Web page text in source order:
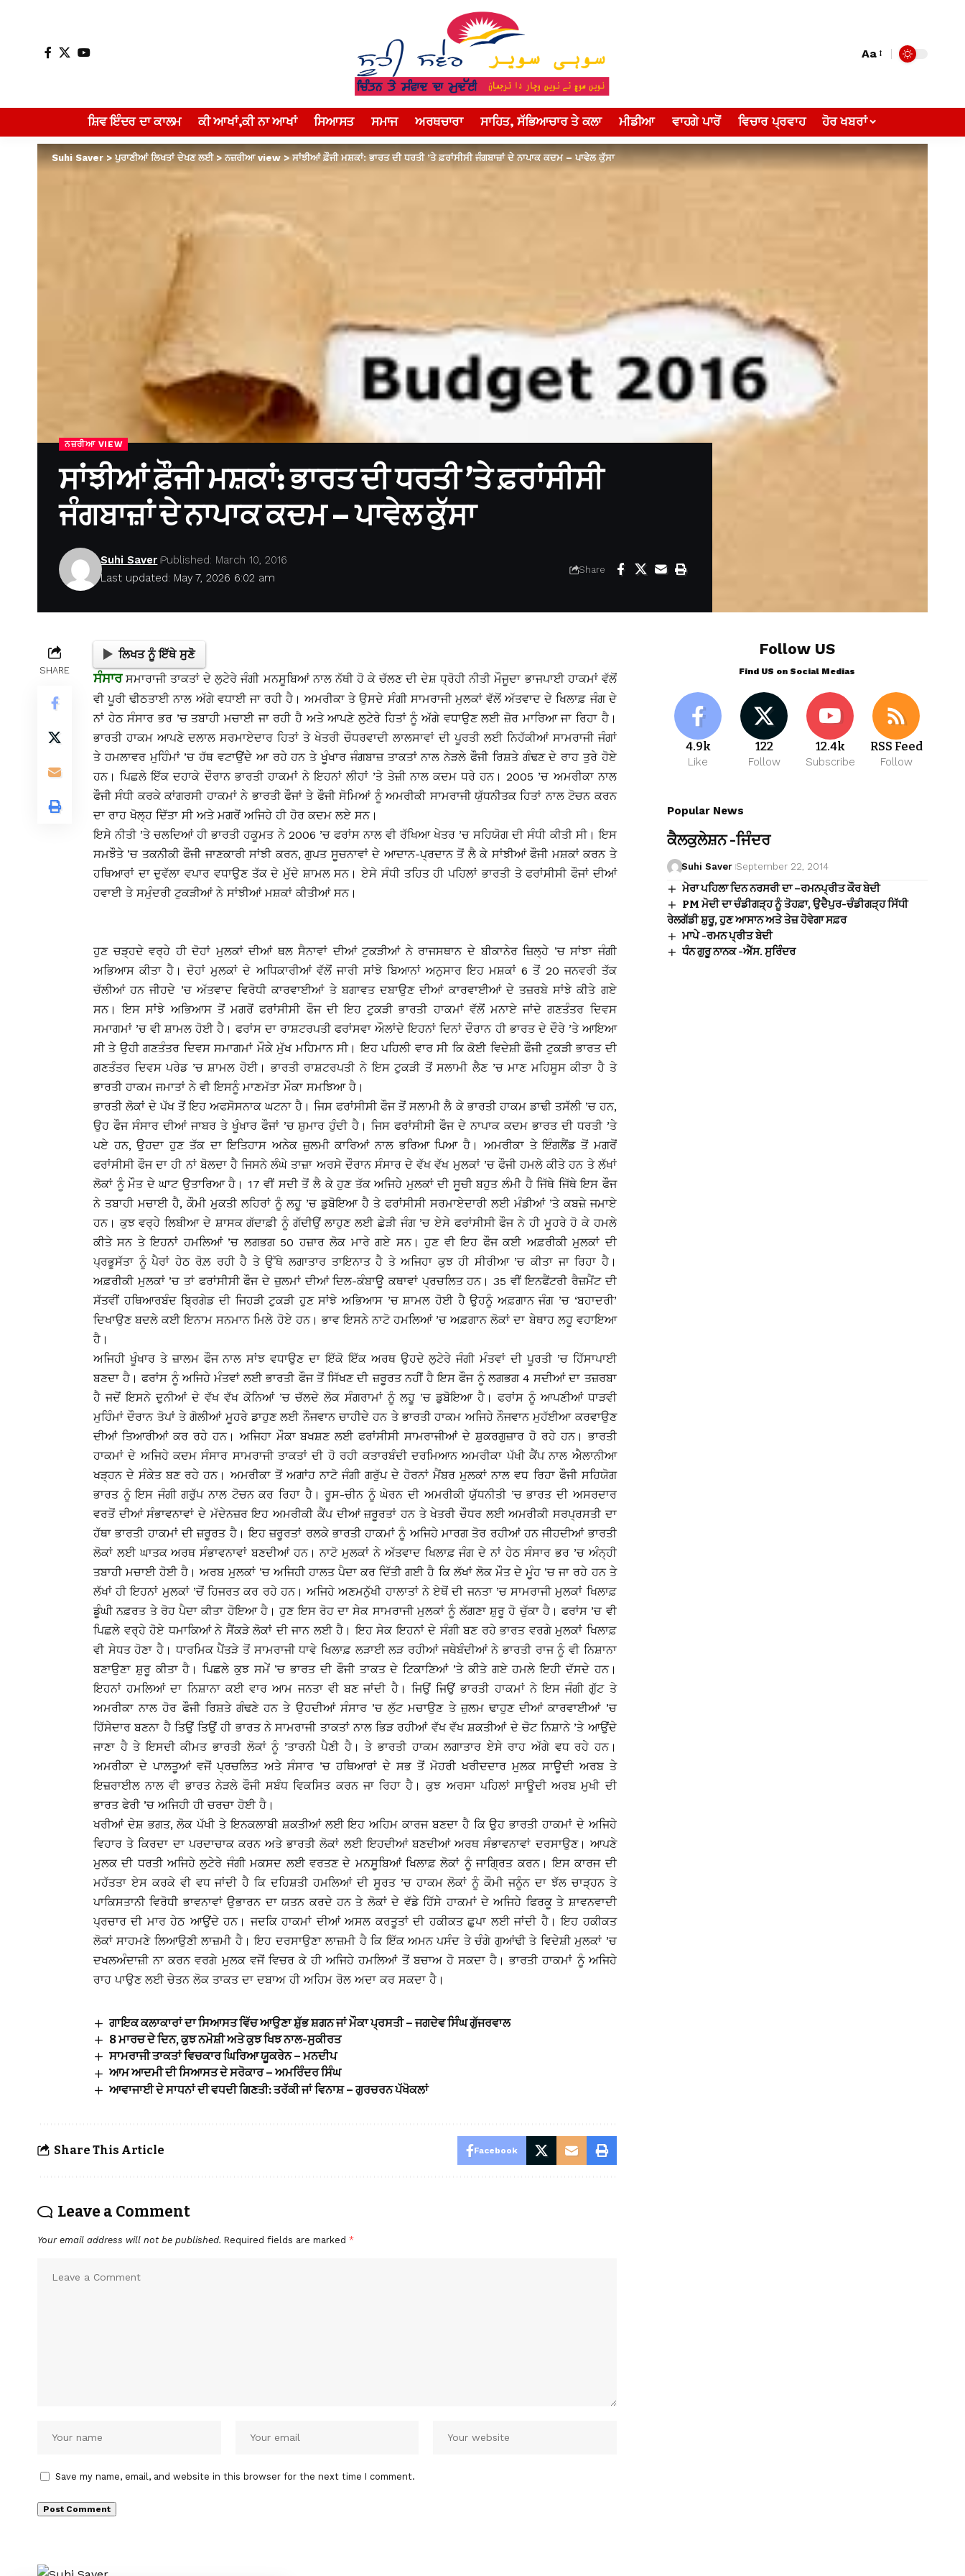
Aa
ਸ਼ਿਵ ਇੰਦਰ ਦਾ ਕਾਲਮ ਕੀ ਆਖਾਂ,ਕੀ ਨਾ ਆਖਾਂ ਸਿਆਸਤ ਸਮਾਜ ਅਰਥਚਾਰਾ ਸਾਹਿਤ, ਸੱਭਿਆਚਾਰ ਤੇ ਕਲਾ ਮੀਡੀਆ ਵਾਹਗੇ ਪਾਰੋਂ ਵਿਚਾਰ ਪ੍ਰਵਾਹ ਹੋਰ ਖਬਰਾਂ
Suhi Saver > ਪੁਰਾਣੀਆਂ ਲਿਖਤਾਂ ਦੇਖਣ ਲਈ> ਨਜ਼ਰੀਆ view >ਸਾਂਝੀਆਂ ਫ਼ੌਜੀ ਮਸ਼ਕਾਂ: ਭਾਰਤ ਦੀ ਧਰਤੀ ’ਤੇ ਫ਼ਰਾਂਸੀਸੀ ਜੰਗਬਾਜ਼ਾਂ ਦੇ ਨਾਪਾਕ ਕਦਮ – ਪਾਵੇਲ ਕੁੱਸਾ
ਨਜ਼ਰੀਆ VIEW
ਸਾਂਝੀਆਂ ਫ਼ੌਜੀ ਮਸ਼ਕਾਂ: ਭਾਰਤ ਦੀ ਧਰਤੀ ’ਤੇ ਫ਼ਰਾਂਸੀਸੀ
ਜੰਗਬਾਜ਼ਾਂ ਦੇ ਨਾਪਾਕ ਕਦਮ – ਪਾਵੇਲ ਕੁੱਸਾ
Last updated: May 7, 2026 6:02 am
Suhi Saver Published: March 10, 2016
Share
SHARE
ਲਿਖਤ ਨੂੰ ਇੱਥੇ ਸੁਣੋ
ਸੰਸਾਰਸਮਾਰਾਜੀ ਤਾਕਤਾਂ ਦੇ ਲੁਟੇਰੇ ਜੰਗੀ ਮਨਸੂਬਿਆਂ ਨਾਲ ਨੱਥੀ ਹੋ ਕੇ ਚੱਲਣ ਦੀ ਦੇਸ਼ ਧ੍ਰੋਹੀ ਨੀਤੀ ਮੌਜੂਦਾ ਭਾਜਪਾਈ ਹਾਕਮਾਂ ਵੱਲੋਂ
ਵੀ ਪੂਰੀ ਢੀਠਤਾਈ ਨਾਲ ਅੱਗੇ ਵਧਾਈ ਜਾ ਰਹੀ ਹੈ। ਅਮਰੀਕਾ ਤੇ ਉਸਦੇ ਸੰਗੀ ਸਾਮਰਾਜੀ ਮੁਲਕਾਂ ਵੱਲੋਂ ਅੱਤਵਾਦ ਦੇ ਖਿਲਾਫ਼ ਜੰਗ ਦੇ
ਨਾਂ ਹੇਠ ਸੰਸਾਰ ਭਰ ’ਚ ਤਬਾਹੀ ਮਚਾਈ ਜਾ ਰਹੀ ਹੈ ਅਤੇ ਆਪਣੇ ਲੁਟੇਰੇ ਹਿਤਾਂ ਨੂੰ ਅੱਗੇ ਵਧਾਉਣ ਲਈ ਜ਼ੋਰ ਮਾਰਿਆ ਜਾ ਰਿਹਾ ਹੈ।
ਭਾਰਤੀ ਹਾਕਮ ਆਪਣੇ ਦਲਾਲ ਸਰਮਾਏਦਾਰ ਹਿਤਾਂ ਤੇ ਖੇਤਰੀ ਚੌਧਰਵਾਦੀ ਲਾਲਸਾਵਾਂ ਦੀ ਪੂਰਤੀ ਲਈ ਨਿਹੱਕੀਆਂ ਸਾਮਰਾਜੀ ਜੰਗਾਂ
ਤੇ ਹਮਲਾਵਰ ਮੁਹਿੰਮਾਂ ’ਚ ਹੱਥ ਵਟਾਉਂਦੇ ਆ ਰਹੇ ਹਨ ਤੇ ਖੂੰਖਾਰ ਜੰਗਬਾਜ਼ ਤਾਕਤਾਂ ਨਾਲ ਨੇੜਲੇ ਫੌਜੀ ਰਿਸ਼ਤੇ ਗੰਢਣ ਦੇ ਰਾਹ ਤੁਰੇ ਹੋਏ
ਹਨ। ਪਿਛਲੇ ਇੱਕ ਦਹਾਕੇ ਦੌਰਾਨ ਭਾਰਤੀ ਹਾਕਮਾਂ ਨੇ ਇਹਨਾਂ ਲੀਹਾਂ ’ਤੇ ਤੇਜ਼ੀ ਨਾਲ ਕਦਮ ਧਰੇ ਹਨ। 2005 ’ਚ ਅਮਰੀਕਾ ਨਾਲ
ਫੌਜੀ ਸੰਧੀ ਕਰਕੇ ਕਾਂਗਰਸੀ ਹਾਕਮਾਂ ਨੇ ਭਾਰਤੀ ਫੌਜਾਂ ਤੇ ਫੌਜੀ ਸੋਮਿਆਂ ਨੂੰ ਅਮਰੀਕੀ ਸਾਮਰਾਜੀ ਯੁੱਧਨੀਤਕ ਹਿਤਾਂ ਨਾਲ ਟੋਚਨ ਕਰਨ
ਦਾ ਰਾਹ ਖੋਲ੍ਹ ਦਿੱਤਾ ਸੀ ਅਤੇ ਮਗਰੋਂ ਅਜਿਹੇ ਹੀ ਹੋਰ ਕਦਮ ਲਏ ਸਨ।
ਇਸੇ ਨੀਤੀ ’ਤੇ ਚਲਦਿਆਂ ਹੀ ਭਾਰਤੀ ਹਕੂਮਤ ਨੇ 2006 ’ਚ ਫਰਾਂਸ ਨਾਲ ਵੀ ਰੱਖਿਆ ਖੇਤਰ ’ਚ ਸਹਿਯੋਗ ਦੀ ਸੰਧੀ ਕੀਤੀ ਸੀ। ਇਸ
ਸਮਝੌਤੇ ’ਚ ਤਕਨੀਕੀ ਫੌਜੀ ਜਾਣਕਾਰੀ ਸਾਂਝੀ ਕਰਨ, ਗੁਪਤ ਸੂਚਨਾਵਾਂ ਦੇ ਆਦਾਨ-ਪ੍ਰਦਾਨ ਤੋਂ ਲੈ ਕੇ ਸਾਂਝੀਆਂ ਫੌਜੀ ਮਸ਼ਕਾਂ ਕਰਨ ਤੇ
ਹਥਿਆਰਾਂ ਦਾ ਦੁਵੱਲਾ ਵਪਾਰ ਵਧਾਉਣ ਤੱਕ ਦੇ ਮੁੱਦੇ ਸ਼ਾਮਲ ਸਨ। ਏਸੇ ਸੰਧੀ ਤਹਿਤ ਹੀ ਪਹਿਲਾਂ ਭਾਰਤੀ ਤੇ ਫਰਾਂਸੀਸੀ ਫੌਜਾਂ ਦੀਆਂ
ਹਵਾਈ ਤੇ ਸਮੁੰਦਰੀ ਟੁਕੜੀਆਂ ਨੇ ਸਾਂਝੀਆਂ ਮਸ਼ਕਾਂ ਕੀਤੀਆਂ ਸਨ।
ਹੁਣ ਚੜ੍ਹਦੇ ਵਰ੍ਹੇ ਹੀ ਦੋਹਾਂ ਮੁਲਕਾਂ ਦੀਆਂ ਥਲ ਸੈਨਾਵਾਂ ਦੀਆਂ ਟੁਕੜੀਆਂ ਨੇ ਰਾਜਸਥਾਨ ਦੇ ਬੀਕਾਨੇਰ ਜ਼ਿਲ੍ਹੇ ’ਚ ਸਾਂਝਾ ਜੰਗੀ
ਅਭਿਆਸ ਕੀਤਾ ਹੈ। ਦੋਹਾਂ ਮੁਲਕਾਂ ਦੇ ਅਧਿਕਾਰੀਆਂ ਵੱਲੋਂ ਜਾਰੀ ਸਾਂਝੇ ਬਿਆਨਾਂ ਅਨੁਸਾਰ ਇਹ ਮਸ਼ਕਾਂ 6 ਤੋਂ 20 ਜਨਵਰੀ ਤੱਕ
ਚੱਲੀਆਂ ਹਨ ਜੀਹਦੇ ’ਚ ਅੱਤਵਾਦ ਵਿਰੋਧੀ ਕਾਰਵਾਈਆਂ ਤੇ ਬਗਾਵਤ ਦਬਾਉਣ ਦੀਆਂ ਕਾਰਵਾਈਆਂ ਦੇ ਤਜ਼ਰਬੇ ਸਾਂਝੇ ਕੀਤੇ ਗਏ
ਸਨ। ਇਸ ਸਾਂਝੇ ਅਭਿਆਸ ਤੋਂ ਮਗਰੋਂ ਫਰਾਂਸੀਸੀ ਫੌਜ ਦੀ ਇਹ ਟੁਕੜੀ ਭਾਰਤੀ ਹਾਕਮਾਂ ਵੱਲੋਂ ਮਨਾਏ ਜਾਂਦੇ ਗਣਤੰਤਰ ਦਿਵਸ
ਸਮਾਗਮਾਂ ’ਚ ਵੀ ਸ਼ਾਮਲ ਹੋਈ ਹੈ। ਫਰਾਂਸ ਦਾ ਰਾਸ਼ਟਰਪਤੀ ਫਰਾਂਸਵਾ ਔਲਾਂਦੇ ਇਹਨਾਂ ਦਿਨਾਂ ਦੌਰਾਨ ਹੀ ਭਾਰਤ ਦੇ ਦੌਰੇ ’ਤੇ ਆਇਆ
ਸੀ ਤੇ ਉਹੀ ਗਣਤੰਤਰ ਦਿਵਸ ਸਮਾਗਮਾਂ ਮੌਕੇ ਮੁੱਖ ਮਹਿਮਾਨ ਸੀ। ਇਹ ਪਹਿਲੀ ਵਾਰ ਸੀ ਕਿ ਕੋਈ ਵਿਦੇਸ਼ੀ ਫੌਜੀ ਟੁਕੜੀ ਭਾਰਤ ਦੀ
ਗਣਤੰਤਰ ਦਿਵਸ ਪਰੇਡ ’ਚ ਸ਼ਾਮਲ ਹੋਈ। ਭਾਰਤੀ ਰਾਸ਼ਟਰਪਤੀ ਨੇ ਇਸ ਟੁਕੜੀ ਤੋਂ ਸਲਾਮੀ ਲੈਣ ’ਚ ਮਾਣ ਮਹਿਸੂਸ ਕੀਤਾ ਹੈ ਤੇ
ਭਾਰਤੀ ਹਾਕਮ ਜਮਾਤਾਂ ਨੇ ਵੀ ਇਸਨੂੰ ਮਾਣਮੱਤਾ ਮੌਕਾ ਸਮਝਿਆ ਹੈ।
ਭਾਰਤੀ ਲੋਕਾਂ ਦੇ ਪੱਖ ਤੋਂ ਇਹ ਅਫਸੋਸਨਾਕ ਘਟਨਾ ਹੈ। ਜਿਸ ਫਰਾਂਸੀਸੀ ਫੌਜ ਤੋਂ ਸਲਾਮੀ ਲੈ ਕੇ ਭਾਰਤੀ ਹਾਕਮ ਡਾਢੀ ਤਸੱਲੀ ’ਚ ਹਨ,
ਉਹ ਫੌਜ ਸੰਸਾਰ ਦੀਆਂ ਜਾਬਰ ਤੇ ਖੂੰਖਾਰ ਫੌਜਾਂ ’ਚ ਸ਼ੁਮਾਰ ਹੁੰਦੀ ਹੈ। ਜਿਸ ਫਰਾਂਸੀਸੀ ਫੌਜ ਦੇ ਨਾਪਾਕ ਕਦਮ ਭਾਰਤ ਦੀ ਧਰਤੀ ’ਤੇ
ਪਏ ਹਨ, ਉਹਦਾ ਹੁਣ ਤੱਕ ਦਾ ਇਤਿਹਾਸ ਅਨੇਕ ਜ਼ੁਲਮੀ ਕਾਰਿਆਂ ਨਾਲ ਭਰਿਆ ਪਿਆ ਹੈ। ਅਮਰੀਕਾ ਤੇ ਇੰਗਲੈਂਡ ਤੋਂ ਮਗਰੋਂ
ਫਰਾਂਸੀਸੀ ਫੌਜ ਦਾ ਹੀ ਨਾਂ ਬੋਲਦਾ ਹੈ ਜਿਸਨੇ ਲੰਘੇ ਤਾਜ਼ਾ ਅਰਸੇ ਦੌਰਾਨ ਸੰਸਾਰ ਦੇ ਵੱਖ ਵੱਖ ਮੁਲਕਾਂ ’ਚ ਫੌਜੀ ਹਮਲੇ ਕੀਤੇ ਹਨ ਤੇ ਲੱਖਾਂ
ਲੋਕਾਂ ਨੂੰ ਮੌਤ ਦੇ ਘਾਟ ਉਤਾਰਿਆ ਹੈ। 17 ਵੀਂ ਸਦੀ ਤੋਂ ਲੈ ਕੇ ਹੁਣ ਤੱਕ ਅਜਿਹੇ ਮੁਲਕਾਂ ਦੀ ਸੂਚੀ ਬਹੁਤ ਲੰਮੀ ਹੈ ਜਿੱਥੇ ਜਿੱਥੇ ਇਸ ਫੌਜ
ਨੇ ਤਬਾਹੀ ਮਚਾਈ ਹੈ, ਕੌਮੀ ਮੁਕਤੀ ਲਹਿਰਾਂ ਨੂੰ ਲਹੂ ’ਚ ਡੁਬੋਇਆ ਹੈ ਤੇ ਫਰਾਂਸੀਸੀ ਸਰਮਾਏਦਾਰੀ ਲਈ ਮੰਡੀਆਂ ’ਤੇ ਕਬਜ਼ੇ ਜਮਾਏ
ਹਨ। ਕੁਝ ਵਰ੍ਹੇ ਲਿਬੀਆ ਦੇ ਸ਼ਾਸਕ ਗੱਦਾਫ਼ੀ ਨੂੰ ਗੱਦੀਉਂ ਲਾਹੁਣ ਲਈ ਛੇੜੀ ਜੰਗ ’ਚ ਏਸੇ ਫਰਾਂਸੀਸੀ ਫੌਜ ਨੇ ਹੀ ਮੂਹਰੇ ਹੋ ਕੇ ਹਮਲੇ
ਕੀਤੇ ਸਨ ਤੇ ਇਹਨਾਂ ਹਮਲਿਆਂ ’ਚ ਲਗਭਗ 50 ਹਜ਼ਾਰ ਲੋਕ ਮਾਰੇ ਗਏ ਸਨ। ਹੁਣ ਵੀ ਇਹ ਫੌਜ ਕਈ ਅਫ਼ਰੀਕੀ ਮੁਲਕਾਂ ਦੀ
ਪ੍ਰਭੂਸੱਤਾ ਨੂੰ ਪੈਰਾਂ ਹੇਠ ਰੋਲ਼ ਰਹੀ ਹੈ ਤੇ ਉੱਥੇ ਲਗਾਤਾਰ ਤਾਇਨਾਤ ਹੈ ਤੇ ਅਜਿਹਾ ਕੁਝ ਹੀ ਸੀਰੀਆ ’ਚ ਕੀਤਾ ਜਾ ਰਿਹਾ ਹੈ।
ਅਫ਼ਰੀਕੀ ਮੁਲਕਾਂ ’ਚ ਤਾਂ ਫਰਾਂਸੀਸੀ ਫੌਜ ਦੇ ਜ਼ੁਲਮਾਂ ਦੀਆਂ ਦਿਲ-ਕੰਬਾਊ ਕਥਾਵਾਂ ਪ੍ਰਚਲਿਤ ਹਨ। 35 ਵੀਂ ਇਨਫੈਂਟਰੀ ਰੈਜ਼ਮੈਂਟ ਦੀ
ਸੱਤਵੀਂ ਹਥਿਆਰਬੰਦ ਬਿ੍ਰਗੇਡ ਦੀ ਜਿਹੜੀ ਟੁਕੜੀ ਹੁਣ ਸਾਂਝੇ ਅਭਿਆਸ ’ਚ ਸ਼ਾਮਲ ਹੋਈ ਹੈ ਉਹਨੂੰ ਅਫ਼ਗਾਨ ਜੰਗ ’ਚ ‘ਬਹਾਦਰੀ’
ਦਿਖਾਉਣ ਬਦਲੇ ਕਈ ਇਨਾਮ ਸਨਮਾਨ ਮਿਲੇ ਹੋਏ ਹਨ। ਭਾਵ ਇਸਨੇ ਨਾਟੋ ਹਮਲਿਆਂ ’ਚ ਅਫ਼ਗਾਨ ਲੋਕਾਂ ਦਾ ਬੇਥਾਹ ਲਹੂ ਵਹਾਇਆ
ਹੈ।
ਅਜਿਹੀ ਖੂੰਖਾਰ ਤੇ ਜ਼ਾਲਮ ਫੌਜ ਨਾਲ ਸਾਂਝ ਵਧਾਉਣ ਦਾ ਇੱਕੋ ਇੱਕ ਅਰਥ ਉਹਦੇ ਲੁਟੇਰੇ ਜੰਗੀ ਮੰਤਵਾਂ ਦੀ ਪੂਰਤੀ ’ਚ ਹਿੱਸਾਪਾਈ
ਬਣਦਾ ਹੈ। ਫਰਾਂਸ ਨੂੰ ਅਜਿਹੇ ਮੰਤਵਾਂ ਲਈ ਭਾਰਤੀ ਫੌਜ ਤੋਂ ਸਿੱਖਣ ਦੀ ਜ਼ਰੂਰਤ ਨਹੀਂ ਹੈ ਇਸ ਫੌਜ ਨੂੰ ਲਗਭਗ 4 ਸਦੀਆਂ ਦਾ ਤਜ਼ਰਬਾ
ਹੈ ਜਦੋਂ ਇਸਨੇ ਦੁਨੀਆਂ ਦੇ ਵੱਖ ਵੱਖ ਕੋਨਿਆਂ ’ਚ ਚੱਲਦੇ ਲੋਕ ਸੰਗਰਾਮਾਂ ਨੂੰ ਲਹੂ ’ਚ ਡੁਬੋਇਆ ਹੈ। ਫਰਾਂਸ ਨੂੰ ਆਪਣੀਆਂ ਧਾੜਵੀ
ਮੁਹਿੰਮਾਂ ਦੌਰਾਨ ਤੋਪਾਂ ਤੇ ਗੋਲੀਆਂ ਮੂਹਰੇ ਡਾਹੁਣ ਲਈ ਨੌਜਵਾਨ ਚਾਹੀਦੇ ਹਨ ਤੇ ਭਾਰਤੀ ਹਾਕਮ ਅਜਿਹੇ ਨੌਜਵਾਨ ਮੁਹੱਈਆ ਕਰਵਾਉਣ
ਦੀਆਂ ਤਿਆਰੀਆਂ ਕਰ ਰਹੇ ਹਨ। ਅਜਿਹਾ ਮੌਕਾ ਬਖਸ਼ਣ ਲਈ ਫਰਾਂਸੀਸੀ ਸਾਮਰਾਜੀਆਂ ਦੇ ਸ਼ੁਕਰਗੁਜ਼ਾਰ ਹੋ ਰਹੇ ਹਨ। ਭਾਰਤੀ
ਹਾਕਮਾਂ ਦੇ ਅਜਿਹੇ ਕਦਮ ਸੰਸਾਰ ਸਾਮਰਾਜੀ ਤਾਕਤਾਂ ਦੀ ਹੋ ਰਹੀ ਕਤਾਰਬੰਦੀ ਦਰਮਿਆਨ ਅਮਰੀਕਾ ਪੱਖੀ ਕੈਂਪ ਨਾਲ ਐਲਾਨੀਆ
ਖੜ੍ਹਨ ਦੇ ਸੰਕੇਤ ਬਣ ਰਹੇ ਹਨ। ਅਮਰੀਕਾ ਤੋਂ ਅਗਾਂਹ ਨਾਟੋ ਜੰਗੀ ਗਰੁੱਪ ਦੇ ਹੋਰਨਾਂ ਮੈਂਬਰ ਮੁਲਕਾਂ ਨਾਲ ਵਧ ਰਿਹਾ ਫੌਜੀ ਸਹਿਯੋਗ
ਭਾਰਤ ਨੂੰ ਇਸ ਜੰਗੀ ਗਰੁੱਪ ਨਾਲ ਟੋਚਨ ਕਰ ਰਿਹਾ ਹੈ। ਰੂਸ-ਚੀਨ ਨੂੰ ਘੇਰਨ ਦੀ ਅਮਰੀਕੀ ਯੁੱਧਨੀਤੀ ’ਚ ਭਾਰਤ ਦੀ ਅਸਰਦਾਰ
ਵਰਤੋਂ ਦੀਆਂ ਸੰਭਾਵਨਾਵਾਂ ਦੇ ਮੱਦੇਨਜ਼ਰ ਇਹ ਅਮਰੀਕੀ ਕੈਂਪ ਦੀਆਂ ਜ਼ਰੂਰਤਾਂ ਹਨ ਤੇ ਖੇਤਰੀ ਚੌਧਰ ਲਈ ਅਮਰੀਕੀ ਸਰਪ੍ਰਸਤੀ ਦਾ
ਹੱਥਾ ਭਾਰਤੀ ਹਾਕਮਾਂ ਦੀ ਜ਼ਰੂਰਤ ਹੈ। ਇਹ ਜ਼ਰੂਰਤਾਂ ਰਲਕੇ ਭਾਰਤੀ ਹਾਕਮਾਂ ਨੂੰ ਅਜਿਹੇ ਮਾਰਗ ਤੋਰ ਰਹੀਆਂ ਹਨ ਜੀਹਦੀਆਂ ਭਾਰਤੀ
ਲੋਕਾਂ ਲਈ ਘਾਤਕ ਅਰਥ ਸੰਭਾਵਨਾਵਾਂ ਬਣਦੀਆਂ ਹਨ। ਨਾਟੋ ਮੁਲਕਾਂ ਨੇ ਅੱਤਵਾਦ ਖਿਲਾਫ਼ ਜੰਗ ਦੇ ਨਾਂ ਹੇਠ ਸੰਸਾਰ ਭਰ ’ਚ ਅੰਨ੍ਹੀ
ਤਬਾਹੀ ਮਚਾਈ ਹੋਈ ਹੈ। ਅਰਬ ਮੁਲਕਾਂ ’ਚ ਅਜਿਹੀ ਹਾਲਤ ਪੈਦਾ ਕਰ ਦਿੱਤੀ ਗਈ ਹੈ ਕਿ ਲੱਖਾਂ ਲੋਕ ਮੌਤ ਦੇ ਮੂੰਹ ’ਚ ਜਾ ਰਹੇ ਹਨ ਤੇ
ਲੱਖਾਂ ਹੀ ਇਹਨਾਂ ਮੁਲਕਾਂ ’ਚੋਂ ਹਿਜਰਤ ਕਰ ਰਹੇ ਹਨ। ਅਜਿਹੇ ਅਣਮਨੁੱਖੀ ਹਾਲਾਤਾਂ ਨੇ ਏਥੋਂ ਦੀ ਜਨਤਾ ’ਚ ਸਾਮਰਾਜੀ ਮੁਲਕਾਂ ਖਿਲਾਫ਼
ਡੂੰਘੀ ਨਫ਼ਰਤ ਤੇ ਰੋਹ ਪੈਦਾ ਕੀਤਾ ਹੋਇਆ ਹੈ। ਹੁਣ ਇਸ ਰੋਹ ਦਾ ਸੇਕ ਸਾਮਰਾਜੀ ਮੁਲਕਾਂ ਨੂੰ ਲੱਗਣਾ ਸ਼ੁਰੂ ਹੋ ਚੁੱਕਾ ਹੈ। ਫਰਾਂਸ ’ਚ ਵੀ
ਪਿਛਲੇ ਵਰ੍ਹੇ ਹੋਏ ਧਮਾਕਿਆਂ ਨੇ ਸੈਂਕੜੇ ਲੋਕਾਂ ਦੀ ਜਾਨ ਲਈ ਹੈ। ਇਹ ਸੇਕ ਇਹਨਾਂ ਦੇ ਸੰਗੀ ਬਣ ਰਹੇ ਭਾਰਤ ਵਰਗੇ ਮੁਲਕਾਂ ਖਿਲਾਫ਼
ਵੀ ਸੇਧਤ ਹੋਣਾ ਹੈ। ਧਾਰਮਿਕ ਪੈਂਤੜੇ ਤੋਂ ਸਾਮਰਾਜੀ ਧਾਵੇ ਖਿਲਾਫ਼ ਲੜਾਈ ਲੜ ਰਹੀਆਂ ਜਥੇਬੰਦੀਆਂ ਨੇ ਭਾਰਤੀ ਰਾਜ ਨੂੰ ਵੀ ਨਿਸ਼ਾਨਾ
ਬਣਾਉਣਾ ਸ਼ੁਰੂ ਕੀਤਾ ਹੈ। ਪਿਛਲੇ ਕੁਝ ਸਮੇਂ ’ਚ ਭਾਰਤ ਦੀ ਫੌਜੀ ਤਾਕਤ ਦੇ ਟਿਕਾਣਿਆਂ ’ਤੇ ਕੀਤੇ ਗਏ ਹਮਲੇ ਇਹੀ ਦੱਸਦੇ ਹਨ।
ਇਹਨਾਂ ਹਮਲਿਆਂ ਦਾ ਨਿਸ਼ਾਨਾ ਕਈ ਵਾਰ ਆਮ ਜਨਤਾ ਵੀ ਬਣ ਜਾਂਦੀ ਹੈ। ਜਿਉਂ ਜਿਉਂ ਭਾਰਤੀ ਹਾਕਮਾਂ ਨੇ ਇਸ ਜੰਗੀ ਗੁੱਟ ਤੇ
ਅਮਰੀਕਾ ਨਾਲ ਹੋਰ ਫੌਜੀ ਰਿਸ਼ਤੇ ਗੰਢਣੇ ਹਨ ਤੇ ਉਹਦੀਆਂ ਸੰਸਾਰ ’ਚ ਲੁੱਟ ਮਚਾਉਣ ਤੇ ਜ਼ੁਲਮ ਢਾਹੁਣ ਦੀਆਂ ਕਾਰਵਾਈਆਂ ’ਚ
ਹਿੱਸੇਦਾਰ ਬਣਨਾ ਹੈ ਤਿਉਂ ਤਿਉਂ ਹੀ ਭਾਰਤ ਨੇ ਸਾਮਰਾਜੀ ਤਾਕਤਾਂ ਨਾਲ ਭਿੜ ਰਹੀਆਂ ਵੱਖ ਵੱਖ ਸ਼ਕਤੀਆਂ ਦੇ ਚੋਟ ਨਿਸ਼ਾਨੇ ’ਤੇ ਆਉਂਦੇ
ਜਾਣਾ ਹੈ ਤੇ ਇਸਦੀ ਕੀਮਤ ਭਾਰਤੀ ਲੋਕਾਂ ਨੂੰ ’ਤਾਰਨੀ ਪੈਣੀ ਹੈ। ਤੇ ਭਾਰਤੀ ਹਾਕਮ ਲਗਾਤਾਰ ਏਸੇ ਰਾਹ ਅੱਗੇ ਵਧ ਰਹੇ ਹਨ।
ਅਮਰੀਕਾ ਦੇ ਪਾਲਤੂਆਂ ਵਜੋਂ ਪ੍ਰਚਲਿਤ ਅਤੇ ਸੰਸਾਰ ’ਚ ਹਥਿਆਰਾਂ ਦੇ ਸਭ ਤੋਂ ਮੋਹਰੀ ਖਰੀਦਦਾਰ ਮੁਲਕ ਸਾਊਦੀ ਅਰਬ ਤੇ
ਇਜ਼ਰਾਈਲ ਨਾਲ ਵੀ ਭਾਰਤ ਨੇੜਲੇ ਫੌਜੀ ਸਬੰਧ ਵਿਕਸਿਤ ਕਰਨ ਜਾ ਰਿਹਾ ਹੈ। ਕੁਝ ਅਰਸਾ ਪਹਿਲਾਂ ਸਾਊਦੀ ਅਰਬ ਮੁਖੀ ਦੀ
ਭਾਰਤ ਫੇਰੀ ’ਚ ਅਜਿਹੀ ਹੀ ਚਰਚਾ ਹੋਈ ਹੈ।
ਖਰੀਆਂ ਦੇਸ਼ ਭਗਤ, ਲੋਕ ਪੱਖੀ ਤੇ ਇਨਕਲਾਬੀ ਸ਼ਕਤੀਆਂ ਲਈ ਇਹ ਅਹਿਮ ਕਾਰਜ ਬਣਦਾ ਹੈ ਕਿ ਉਹ ਭਾਰਤੀ ਹਾਕਮਾਂ ਦੇ ਅਜਿਹੇ
ਵਿਹਾਰ ਤੇ ਕਿਰਦਾ ਦਾ ਪਰਦਾਚਾਕ ਕਰਨ ਅਤੇ ਭਾਰਤੀ ਲੋਕਾਂ ਲਈ ਇਹਦੀਆਂ ਬਣਦੀਆਂ ਅਰਥ ਸੰਭਾਵਨਾਵਾਂ ਦਰਸਾਉਣ। ਆਪਣੇ
ਮੁਲਕ ਦੀ ਧਰਤੀ ਅਜਿਹੇ ਲੁਟੇਰੇ ਜੰਗੀ ਮਕਸਦ ਲਈ ਵਰਤਣ ਦੇ ਮਨਸੂਬਿਆਂ ਖਿਲਾਫ਼ ਲੋਕਾਂ ਨੂੰ ਜਾਗਿ੍ਰਤ ਕਰਨ। ਇਸ ਕਾਰਜ ਦੀ
ਮਹੱਤਤਾ ਏਸ ਕਰਕੇ ਵੀ ਵਧ ਜਾਂਦੀ ਹੈ ਕਿ ਦਹਿਸ਼ਤੀ ਹਮਲਿਆਂ ਦੀ ਸੂਰਤ ’ਚ ਹਾਕਮ ਲੋਕਾਂ ਨੂੰ ਕੌਮੀ ਜਨੂੰਨ ਦਾ ਝੱਲ ਚਾੜ੍ਹਨ ਤੇ
ਪਾਕਿਸਤਾਨੀ ਵਿਰੋਧੀ ਭਾਵਨਾਵਾਂ ਉਭਾਰਨ ਦਾ ਯਤਨ ਕਰਦੇ ਹਨ ਤੇ ਲੋਕਾਂ ਦੇ ਵੱਡੇ ਹਿੱਸੇ ਹਾਕਮਾਂ ਦੇ ਅਜਿਹੇ ਫਿਰਕੂ ਤੇ ਸ਼ਾਵਨਵਾਦੀ
ਪ੍ਰਚਾਰ ਦੀ ਮਾਰ ਹੇਠ ਆਉਂਦੇ ਹਨ। ਜਦਕਿ ਹਾਕਮਾਂ ਦੀਆਂ ਅਸਲ ਕਰਤੂਤਾਂ ਦੀ ਹਕੀਕਤ ਛੁਪਾ ਲਈ ਜਾਂਦੀ ਹੈ। ਇਹ ਹਕੀਕਤ
ਲੋਕਾਂ ਸਾਹਮਣੇ ਲਿਆਉਣੀ ਲਾਜ਼ਮੀ ਹੈ। ਇਹ ਦਰਸਾਉਣਾ ਲਾਜ਼ਮੀ ਹੈ ਕਿ ਇੱਕ ਅਮਨ ਪਸੰਦ ਤੇ ਚੰਗੇ ਗੁਆਂਢੀ ਤੇ ਵਿਦੇਸ਼ੀ ਮੁਲਕਾਂ ’ਚ
ਦਖਲਅੰਦਾਜ਼ੀ ਨਾ ਕਰਨ ਵਰਗੇ ਮੁਲਕ ਵਜੋਂ ਵਿਚਰ ਕੇ ਹੀ ਅਜਿਹੇ ਹਮਲਿਆਂ ਤੋਂ ਬਚਾਅ ਹੋ ਸਕਦਾ ਹੈ। ਭਾਰਤੀ ਹਾਕਮਾਂ ਨੂੰ ਅਜਿਹੇ
ਰਾਹ ਪਾਉਣ ਲਈ ਚੇਤਨ ਲੋਕ ਤਾਕਤ ਦਾ ਦਬਾਅ ਹੀ ਅਹਿਮ ਰੋਲ ਅਦਾ ਕਰ ਸਕਦਾ ਹੈ।
ਗਾਇਕ ਕਲਾਕਾਰਾਂ ਦਾ ਸਿਆਸਤ ਵਿੱਚ ਆਉਣਾ ਸ਼ੁੱਭ ਸ਼ਗਨ ਜਾਂ ਮੌਕਾ ਪ੍ਰਸਤੀ – ਜਗਦੇਵ ਸਿੰਘ ਗੁੱਜਰਵਾਲ
8 ਮਾਰਚ ਦੇ ਦਿਨ, ਕੁਝ ਨਮੋਸ਼ੀ ਅਤੇ ਕੁਝ ਖਿਝ ਨਾਲ-ਸੁਕੀਰਤ
ਸਾਮਰਾਜੀ ਤਾਕਤਾਂ ਵਿਚਕਾਰ ਘਿਰਿਆ ਯੂਕਰੇਨ – ਮਨਦੀਪ
ਆਮ ਆਦਮੀ ਦੀ ਸਿਆਸਤ ਦੇ ਸਰੋਕਾਰ – ਅਮਰਿੰਦਰ ਸਿੰਘ
ਆਵਾਜਾਈ ਦੇ ਸਾਧਨਾਂ ਦੀ ਵਧਦੀ ਗਿਣਤੀ: ਤਰੱਕੀ ਜਾਂ ਵਿਨਾਸ਼ – ਗੁਰਚਰਨ ਪੱਖੋਕਲਾਂ
Share This Article Facebook
Leave a Comment
Your email address will not be published. Required fields are marked *
Save my name, email, and website in this browser for the next time I comment.
Follow US
Find US on Social Medias
4.9k
Like
122
Follow
12.4k
Subscribe
RSS Feed
Follow
Popular News
ਕੈਲਕੁਲੇਸ਼ਨ -ਜਿੰਦਰ
Suhi Saver September 22, 2014
ਮੇਰਾ ਪਹਿਲਾ ਦਿਨ ਨਰਸਰੀ ਦਾ –ਰਮਨਪ੍ਰੀਤ ਕੌਰ ਬੇਦੀ
PM ਮੋਦੀ ਦਾ ਚੰਡੀਗੜ੍ਹ ਨੂੰ ਤੋਹਫ਼ਾ, ਉਦੈਪੁਰ-ਚੰਡੀਗੜ੍ਹ ਸਿੱਧੀ
ਰੇਲਗੱਡੀ ਸ਼ੁਰੂ, ਹੁਣ ਆਸਾਨ ਅਤੇ ਤੇਜ਼ ਹੋਵੇਗਾ ਸਫ਼ਰ
ਮਾਪੇ -ਰਮਨ ਪ੍ਰੀਤ ਬੇਦੀ
ਧੰਨ ਗੁਰੂ ਨਾਨਕ -ਐੱਸ. ਸੁਰਿੰਦਰ